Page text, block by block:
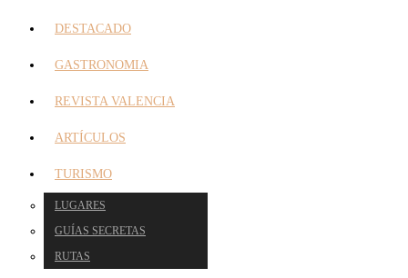
DESTACADO
GASTRONOMIA
REVISTA VALENCIA
ARTÍCULOS
TURISMO
LUGARES
GUÍAS SECRETAS
RUTAS